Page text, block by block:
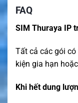
FAQ
SIM Thuraya IP
Tất cả các gói
kiện gia hạn
Khi hết dung